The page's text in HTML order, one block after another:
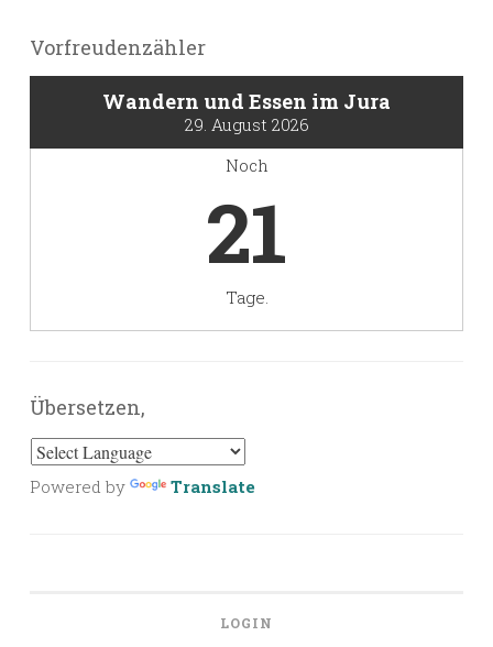
Vorfreudenzähler
Wandern und Essen im Jura
29. August 2026
Noch
21
Tage.
Übersetzen,
Powered by Translate
LOGIN